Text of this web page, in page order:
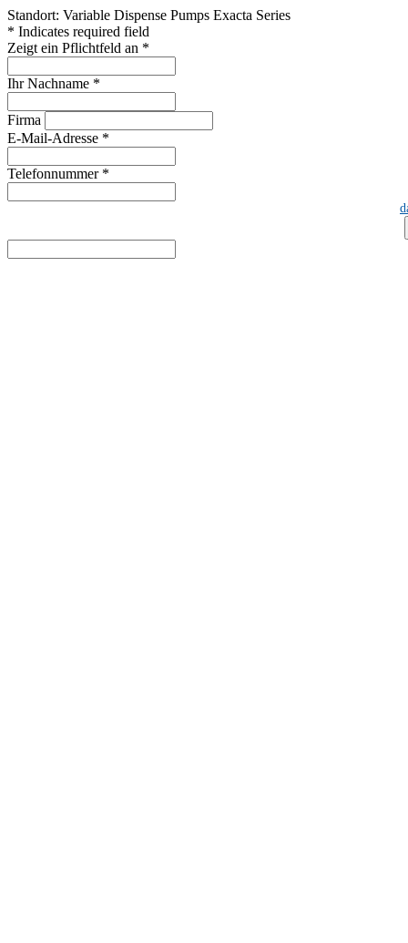
Standort: Variable Dispense Pumps Exacta Series
* Indicates required field
Zeigt ein Pflichtfeld an *
Ihr Nachname *
Firma
E-Mail-Adresse *
Telefonnummer *